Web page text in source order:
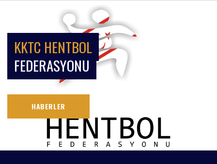
KKTC HENTBOL
FEDERASYONU
HABERLER